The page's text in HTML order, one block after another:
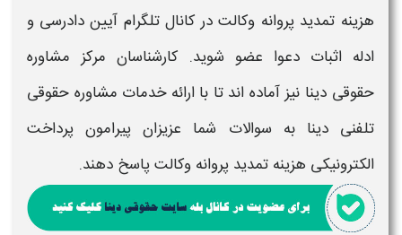
هزینه تمدید پروانه وکالت در کانال تلگرام آیین دادرسی و
ادله اثبات دعوا عضو شوید. کارشناسان مرکز مشاوره
حقوقی دینا نیز آماده اند تا با ارائه خدمات مشاوره حقوقی
تلفنی دینا به سوالات شما عزیزان پیرامون پرداخت
الکترونیکی هزینه تمدید پروانه وکالتپاسخ دهند.